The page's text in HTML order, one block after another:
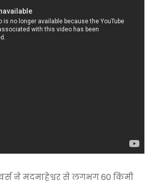
ने मदमाहेश्वर से लगभग 60 किमी